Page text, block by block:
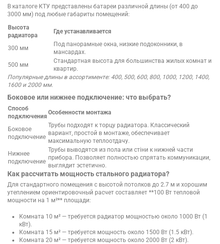
В каталоге КТУ представлены батареи различной длины (от 400 до
3000 мм) под любые габариты помещений:
Высота
радиатора
Где устанавливается
300 мм
Под панорамные окна, низкие подоконники, в
мансардах.
500 мм
Стандартная высота для большинства жилых комнат и
квартир.
Популярные длины в ассортименте: 400, 500, 600, 800, 1000, 1200, 1400,
1600 и 2000 мм.
Боковое или нижнее подключение: что выбрать?
Способ
подключения
Особенности монтажа
Боковое
подключение
Трубы подходят к торцу радиатора. Классический
вариант, простой в монтаже, обеспечивает
максимальную теплоотдачу.
Нижнее
подключение
Трубы выводятся из пола или стіни к нижней части
прибора. Позволяет полностью спрятать коммуникации,
выглядит эстетично.
Как рассчитать мощность стального радиатора?
Для стандартного помещения с высотой потолков до 2.7 м и хорошим
утеплением ориентировочный расчет составляет **100 Вт тепловой
мощности на 1 м²** площади:
Комната 10 м² — требуется радиатор мощностью около 1000 Вт (1
кВт).
Комната 15 м² — требуется мощность около 1500 Вт (1.5 кВт).
Комната 20 м² — требуется мощность около 2000 Вт (2 кВт).